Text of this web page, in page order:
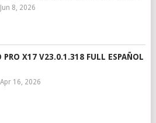
Jun 8, 2026
X17 V23.0.1.318 FULL ESPAÑOL
Apr 16, 2026